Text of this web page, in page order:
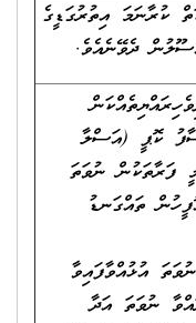
ކުރާނަމަ އިތުރުގަޑީގެ
ދެވޭނެއެވެ.
ކޮޕީ (އަސްލާ
ފަރާތަކުން ނުވަތަ
ތައްގަނޑު
އުޅުއްވާފައިވާ
ނުވަތަ އަދާ